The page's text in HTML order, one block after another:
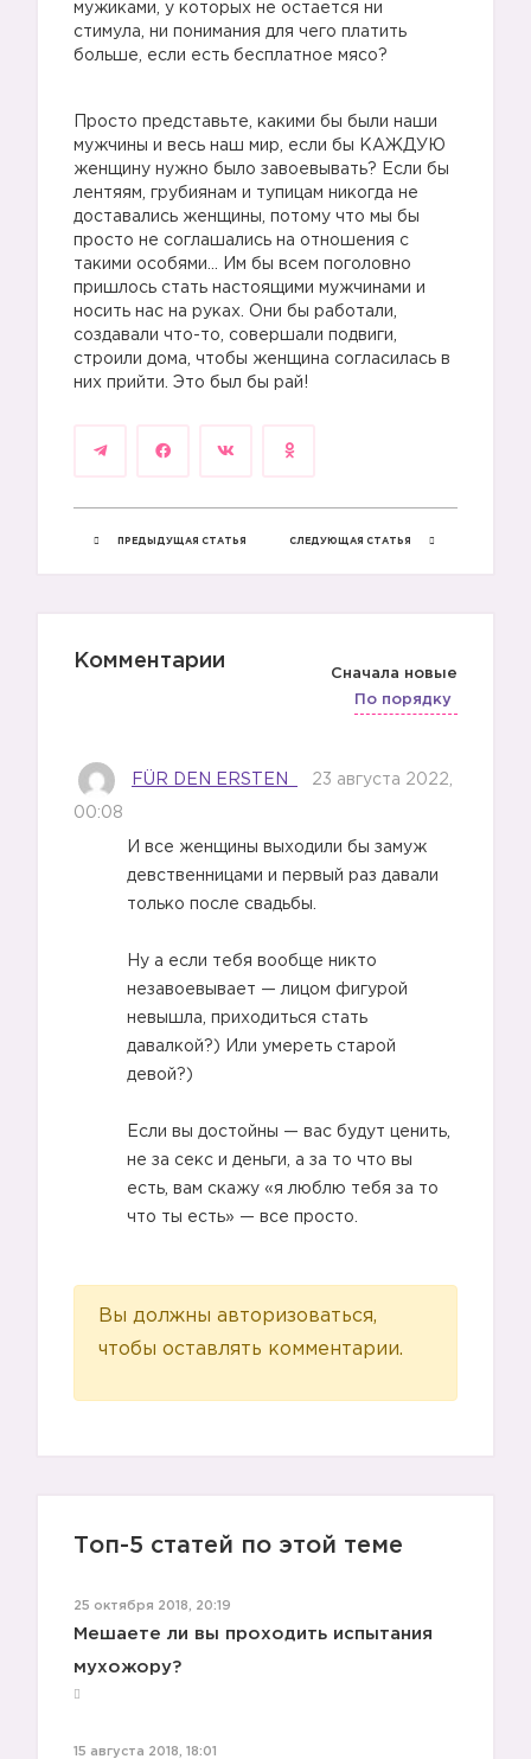
мужиками, у которых не остается ни
стимула, ни понимания для чего платить
больше, если есть бесплатное мясо?
Просто представьте, какими бы были наши
мужчины и весь наш мир, если бы КАЖДУЮ
женщину нужно было завоевывать? Если бы
лентяям, грубиянам и тупицам никогда не
доставались женщины, потому что мы бы
просто не соглашались на отношения с
такими особями… Им бы всем поголовно
пришлось стать настоящими мужчинами и
носить нас на руках. Они бы работали,
создавали что-то, совершали подвиги,
строили дома, чтобы женщина согласилась в
них прийти. Это был бы рай!
ПРЕДЫДУЩАЯ СТАТЬЯ СЛЕДУЮЩАЯ СТАТЬЯ
Комментарии
Сначала новые
По порядку
FÜR DEN ERSTEN 23 августа 2022,
00:08
И все женщины выходили бы замуж
девственницами и первый раз давали
только после свадьбы.
Ну а если тебя вообще никто
незавоевывает — лицом фигурой
невышла, приходиться стать
давалкой?) Или умереть старой
девой?)
Если вы достойны — вас будут ценить,
не за секс и деньги, а за то что вы
есть, вам скажу «я люблю тебя за то
что ты есть» — все просто.
Вы должны авторизоваться,
чтобы оставлять комментарии.
Топ-5 статей по этой теме
25 октября 2018, 20:19
Мешаете ли вы проходить испытания
мухожору?
15 августа 2018, 18:01